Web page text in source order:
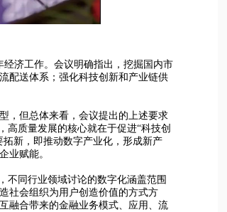
济工作。会议明确指出，挖掘国内市
配送体系；强化科技创新和产业链供
但总体来看，会议提出的上述要求
高质量发展的核心就在于促进“科技创
新，即推动数字产业化，形成新产
业赋能。
同行业领域讨论的数字化涵盖范围
社会组织为用户创造价值的方式方
融合带来的金融业务模式、应用、流